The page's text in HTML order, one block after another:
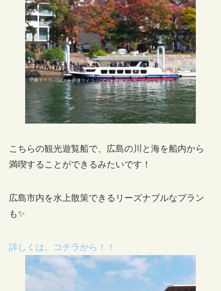
こちらの観光遊覧船で、広島の川と海を船内から
満喫することができるみたいです！
広島市内を水上散策できるリーズナブルなプラン
も✨
詳しくは、コチラから！！